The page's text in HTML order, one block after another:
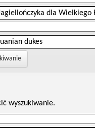
wyszukiwanie.